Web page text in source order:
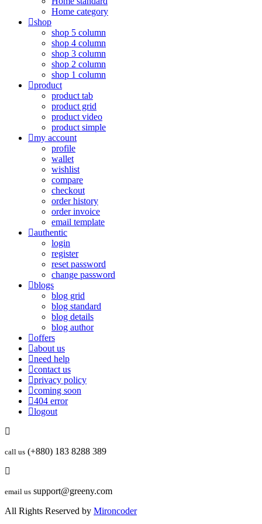
Home category
shop
shop 5 column
shop 4 column
shop 3 column
shop 2 column
shop 1 column
product
product tab
product grid
product video
product simple
my account
profile
wallet
wishlist
compare
checkout
order history
order invoice
email template
authentic
login
register
reset password
change password
blogs
blog grid
blog standard
blog details
blog author
offers
about us
need help
contact us
privacy policy
coming soon
404 error
logout
call us (+880) 183 8288 389
email us support@greeny.com
All Rights Reserved by Mironcoder